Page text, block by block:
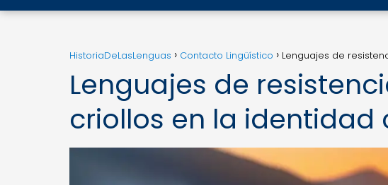
HistoriaDeLasLenguas Contacto Lingüístico Lenguajes de
Lenguajes de
criollos en la identidad